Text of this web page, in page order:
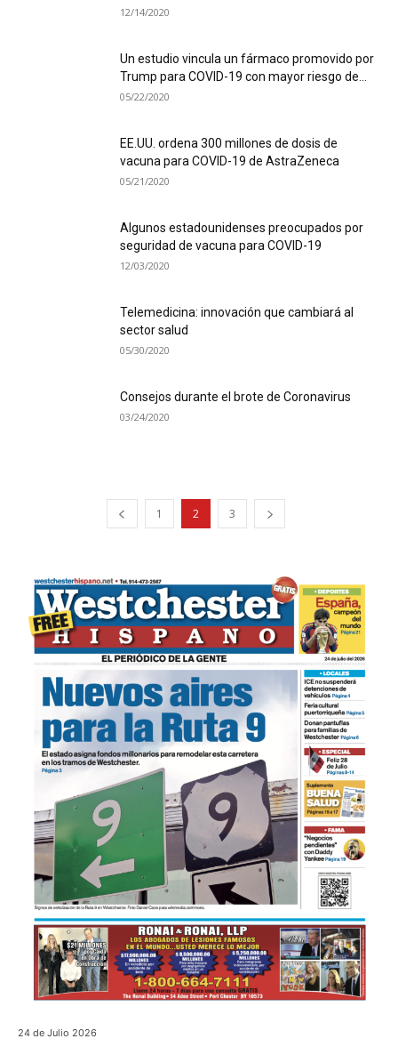
12/14/2020
Un estudio vincula un fármaco promovido por
Trump para COVID-19 con mayor riesgo de...
05/22/2020
EE.UU. ordena 300 millones de dosis de
vacuna para COVID-19 de AstraZeneca
05/21/2020
Algunos estadounidenses preocupados por
seguridad de vacuna para COVID-19
12/03/2020
Telemedicina: innovación que cambiará al
sector salud
05/30/2020
Consejos durante el brote de Coronavirus
03/24/2020
1 2 3
24 de Julio 2026